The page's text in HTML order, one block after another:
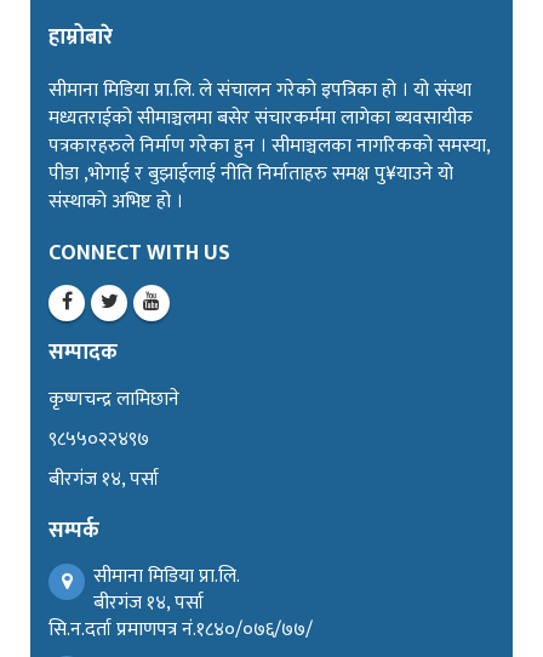
हाम्रोबारे
सीमाना मिडिया प्रा.लि. ले संचालन गरेको इपत्रिका हो । यो संस्था
मध्यतराईको सीमाञ्चलमा बसेर संचारकर्ममा लागेका ब्यवसायीक
पत्रकारहरुले निर्माण गरेका हुन । सीमाञ्चलका नागरिकको समस्या,
पीडा ,भोगाई र बुझाईलाई नीति निर्माताहरु समक्ष पु¥याउने यो
संस्थाको अभिष्ट हो ।
CONNECT WITH US
सम्पादक
कृष्णचन्द्र लामिछाने
९८५५०२२४९७
बीरगंज १४, पर्सा
सम्पर्क
सीमाना मिडिया प्रा.लि.
बीरगंज १४, पर्सा
सि.न.दर्ता प्रमाणपत्र नं.१८४०/०७६/७७/